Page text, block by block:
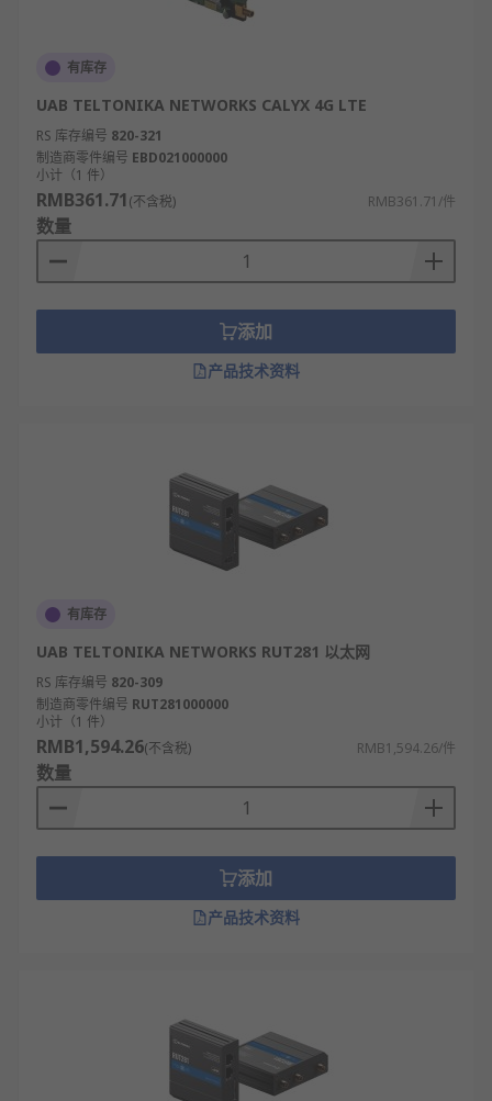
有库存
UAB TELTONIKA NETWORKS CALYX 4G LTE
RS 库存编号 820-321
制造商零件编号 EBD021000000
小计（1 件）
RMB361.71(不含税) RMB361.71/件
数量
添加
产品技术资料
有库存
UAB TELTONIKA NETWORKS RUT281 以太网
RS 库存编号 820-309
制造商零件编号 RUT281000000
小计（1 件）
RMB1,594.26(不含税) RMB1,594.26/件
数量
添加
产品技术资料